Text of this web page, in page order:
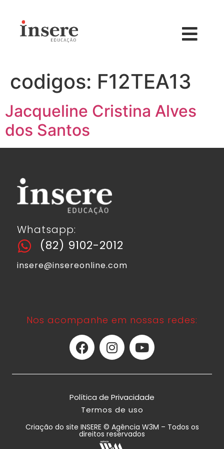
codigos: F12TEA13
Jacqueline Cristina Alves
dos Santos
Whatsapp:
(82) 9102-2012
insere@insereonline.com
Nos acompanhe em nossas redes:
Política de Privacidade
Termos de uso
Criação do site INSERE © Agência W3M – Todos os
direitos reservados